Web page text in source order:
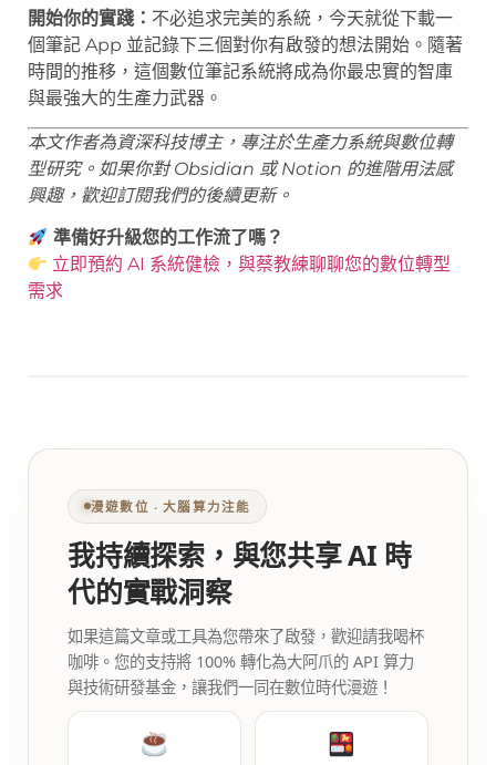
開始你的實踐： 不必追求完美的系統，今天就從下載一
個筆記 App 並記錄下三個對你有啟發的想法開始。隨著
時間的推移，這個數位筆記系統將成為你最忠實的智庫
與最強大的生產力武器。
本文作者為資深科技博主，專注於生產力系統與數位轉
型研究。如果你對 Obsidian 或 Notion 的進階用法感
興趣，歡迎訂閱我們的後續更新。
準備好升級您的工作流了嗎？
立即預約 AI 系統健檢，與蔡教練聊聊您的數位轉型
需求
漫遊數位 ‧ 大腦算力注能
我持續探索，與您共享 AI 時
代的實戰洞察
如果這篇文章或工具為您帶來了啟發，歡迎請我喝杯
咖啡。您的支持將 100% 轉化為大阿爪的 API 算力
與技術研發基金，讓我們一同在數位時代漫遊！